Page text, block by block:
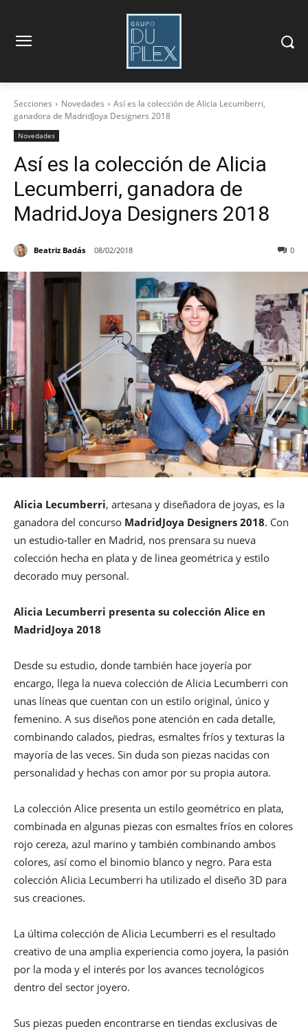
Secciones Novedades
Así es la colección de Alicia Lecumberri,
ganadora de MadridJoya Designers 2018
Novedades
Así es la colección de Alicia
Lecumberri, ganadora de
MadridJoya Designers 2018
Beatriz Badás 08/02/2018 0
Alicia Lecumberri, artesana y diseñadora de joyas, es la
ganadora del concurso MadridJoya Designers 2018. Con
un estudio-taller en Madrid, nos prensara su nueva
colección hecha en plata y de linea geométrica y estilo
decorado muy personal.
Alicia Lecumberri presenta su colección Alice en
MadridJoya 2018
Desde su estudio, donde también hace joyería por
encargo, llega la nueva colección de Alicia Lecumberri con
unas líneas que cuentan con un estilo original, único y
femenino. A sus diseños pone atención en cada detalle,
combinando calados, piedras, esmaltes fríos y texturas la
mayoría de las veces. Sin duda son piezas nacidas con
personalidad y hechas con amor por su propia autora.
La colección Alice presenta un estilo geométrico en plata,
combinada en algunas piezas con esmaltes fríos en colores
rojo cereza, azul marino y también combinando ambos
colores, así como el binomio blanco y negro. Para esta
colección Alicia Lecumberri ha utilizado el diseño 3D para
sus creaciones.
La última colección de Alicia Lecumberri es el resultado
creativo de una amplia experiencia como joyera, la pasión
por la moda y el interés por los avances tecnológicos
dentro del sector joyero.
Sus piezas pueden encontrarse en tiendas exclusivas de